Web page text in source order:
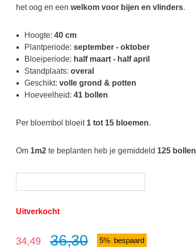
Uitverkocht
Verkoopprijs:
34,49 36,30 5% bespaard
het oog en een welkom voor bijen en vlinders.
Hoogte: 40 cm
Plantperiode: september - oktober
Bloeiperiode: half maart - half april
Standplaats: overal
Geschikt: volle grond & potten
Hoeveelheid: 41 bollen
Per bloembol bloeit 1 tot 15 bloemen.
Om 1m2te beplanten heb je gemiddeld 125 bollen